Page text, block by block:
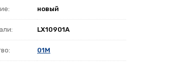
новый
LX10901A
01M